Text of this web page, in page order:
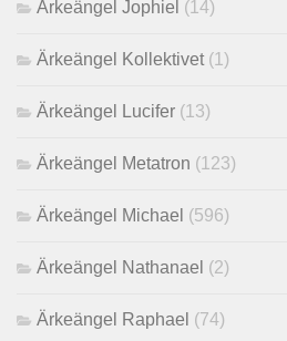
Ärkeängel Jophiel (14)
Ärkeängel Kollektivet (1)
Ärkeängel Lucifer (13)
Ärkeängel Metatron (123)
Ärkeängel Michael (596)
Ärkeängel Nathanael (2)
Ärkeängel Raphael (74)